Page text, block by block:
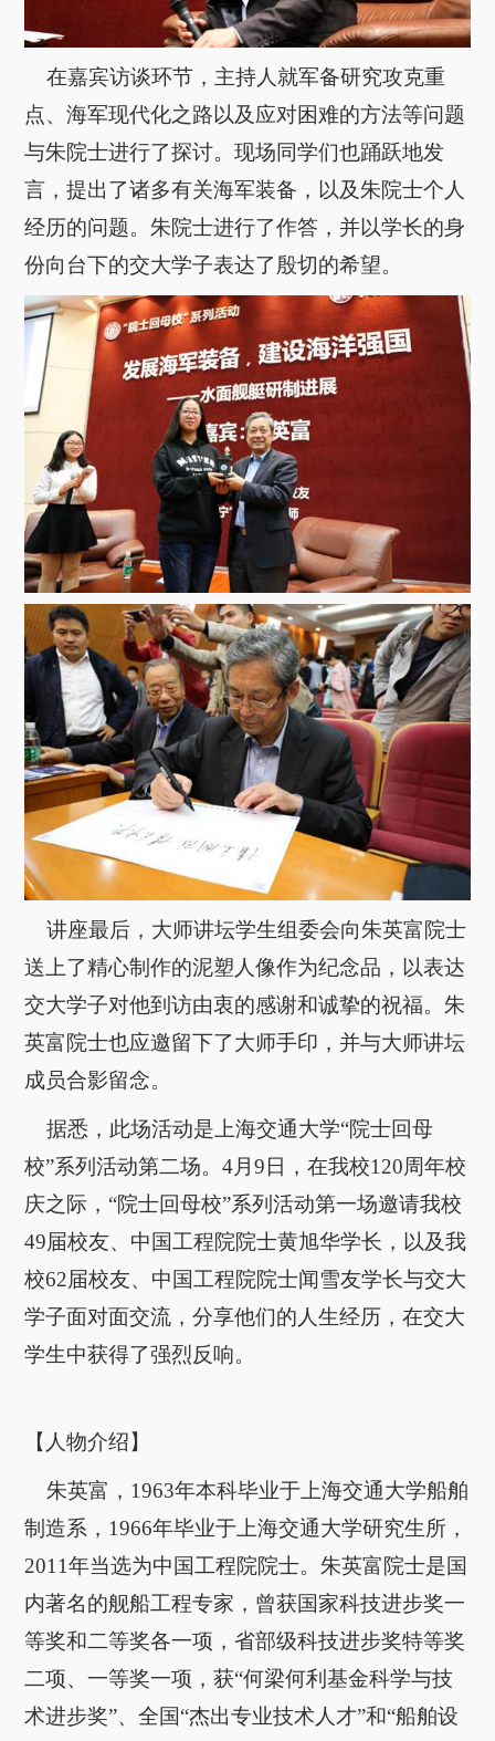
在嘉宾访谈环节，主持人就军备研究攻克重
点、海军现代化之路以及应对困难的方法等问题
与朱院士进行了探讨。现场同学们也踊跃地发
言，提出了诸多有关海军装备，以及朱院士个人
经历的问题。朱院士进行了作答，并以学长的身
份向台下的交大学子表达了殷切的希望。
讲座最后，大师讲坛学生组委会向朱英富院士
送上了精心制作的泥塑人像作为纪念品，以表达
交大学子对他到访由衷的感谢和诚挚的祝福。朱
英富院士也应邀留下了大师手印，并与大师讲坛
成员合影留念。
据悉，此场活动是上海交通大学“院士回母
校”系列活动第二场。4月9 日，在我校120周年校
庆之际， “院士回母校”系列活动第一场邀请我校
49届校友、中国工程院院士黄旭华学长，以及我
校62届校友、中国工程院院士闻雪友学长与交大
学子面对面交流，分享他们的人生经历，在交大
学生中获得了强烈反响。
【人物介绍】
朱英富， 1963年本科毕业于上海交通大学船舶
制造系， 1966年毕业于上海交通大学研究生所，
2011年当选为中国工程院院士。朱英富院士是国
内著名的舰船工程专家，曾获国家科技进步奖一
等奖和二等奖各一项，省部级科技进步奖特等奖
二项、一等奖一项，获“何梁何利基金科学与技
术进步奖”、全国“杰出专业技术人才”和“船舶设